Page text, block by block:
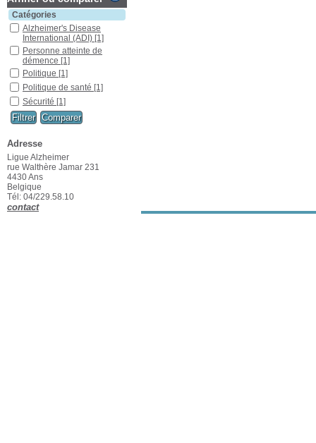
Catégories
Alzheimer's Disease
International (ADI) [1]
Personne atteinte de
démence [1]
Politique [1]
Politique de santé [1]
Sécurité [1]
Adresse
Ligue Alzheimer
rue Walthère Jamar 231
4430 Ans
Belgique
Tél: 04/229.58.10
contact